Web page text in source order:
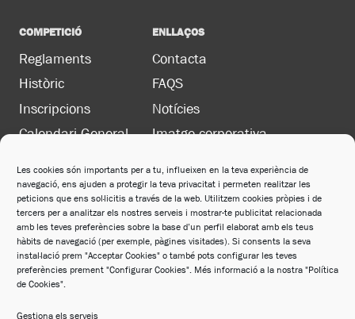
Les cookies són importants per a tu, influeixen en la teva experiència de
navegació, ens ajuden a protegir la teva privacitat i permeten realitzar les
peticions que ens sol·licitis a través de la web. Utilitzem cookies pròpies i de
tercers per a analitzar els nostres serveis i mostrar-te publicitat relacionada
amb les teves preferències sobre la base d’un perfil elaborat amb els teus
hàbits de navegació (per exemple, pàgines visitades). Si consents la seva
instal·lació prem "Acceptar Cookies" o també pots configurar les teves
preferències prement "Configurar Cookies". Més informació a la nostra "Política
de Cookies".
Gestiona els serveis
COMPETICIÓ
Reglaments
Històric
Inscripcions
Calendari General
ENLLAÇOS
Contacta
FAQS
Notícies
Imatge corporativa
LEGAL
Política de privacitat
Política de cookies
Avís legal
Política de xarxes socials